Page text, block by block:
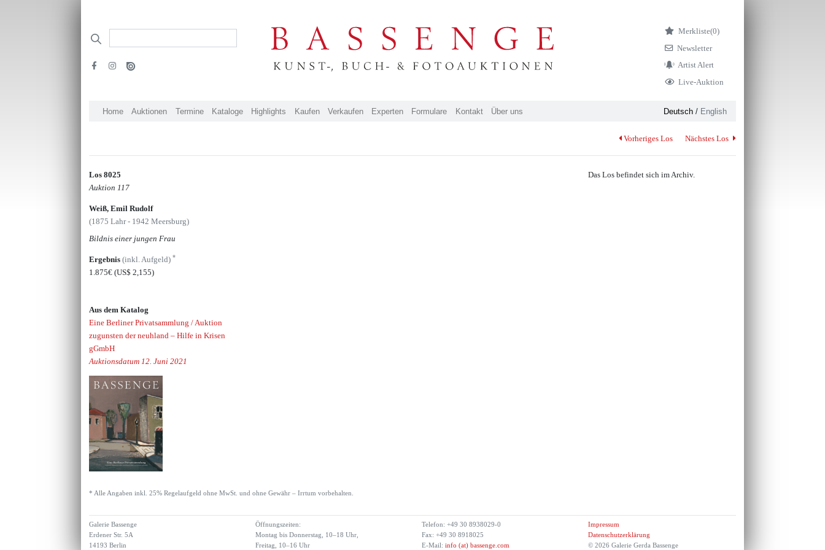
Merkliste(0)
Newsletter
Artist Alert
Live-Auktion
Home Auktionen Termine Kataloge Highlights Kaufen Verkaufen Experten Formulare Kontakt Über uns Deutsch/ English
Vorheriges Los Nächstes Los
Los 8025
Auktion 117
Weiß, Emil Rudolf
(1875 Lahr - 1942 Meersburg)
Bildnis einer jungen Frau
Ergebnis(inkl. Aufgeld)*
1.875€(US$ 2,155)
Aus dem Katalog
Eine Berliner Privatsammlung / Auktion
zugunsten der neuhland – Hilfe in Krisen
gGmbH
Auktionsdatum 12. Juni 2021
Das Los befindet sich im Archiv.
* Alle Angaben inkl. 25% Regelaufgeld ohne MwSt. und ohne Gewähr – Irrtum vorbehalten.
Galerie Bassenge
Erdener Str. 5A
14193 Berlin
Öffnungszeiten:
Montag bis Donnerstag, 10–18 Uhr,
Freitag, 10–16 Uhr
Telefon: +49 30 8938029-0
Fax: +49 30 8918025
E-Mail: info (at) bassenge.com
Impressum
Datenschutzerklärung
© 2026 Galerie Gerda Bassenge